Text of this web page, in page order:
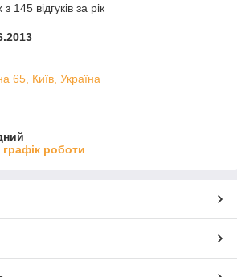
145 відгуків за рік
65, Київ, Україна
роботи